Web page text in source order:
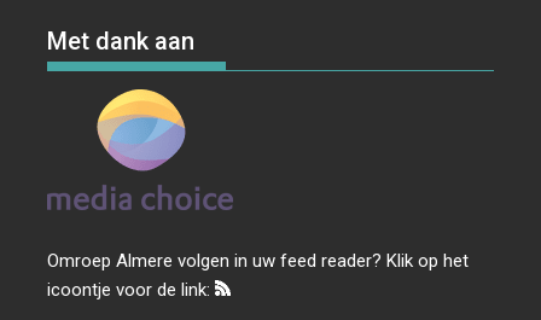
Met dank aan
Omroep Almere volgen in uw feed reader? Klik op het
icoontje voor de link: